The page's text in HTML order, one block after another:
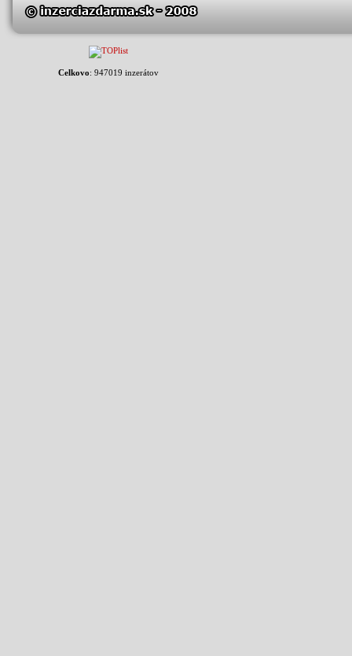
Celkovo: 947019 inzerátov